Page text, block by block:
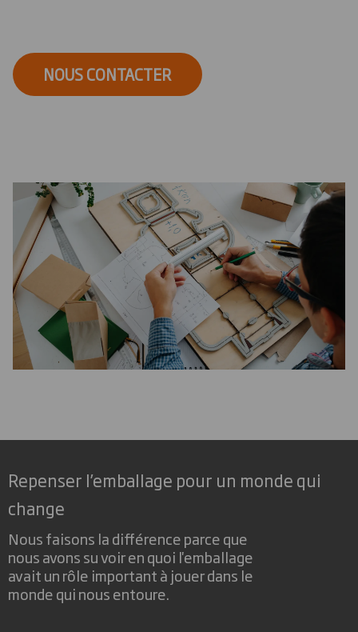
NOUS CONTACTER
Repenser l’emballage pour un monde qui
change
Nous faisons la différence parce que
nous avons su voir en quoi l'emballage
avait un rôle important à jouer dans le
monde qui nous entoure.